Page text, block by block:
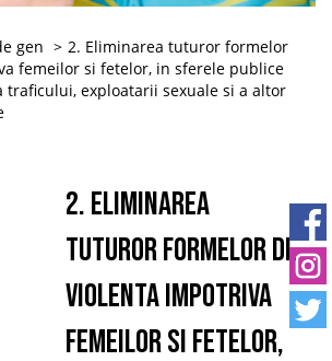
gen
2. Eliminarea tuturor formelor
femeilor si fetelor, in sferele publice
traficului, exploatarii sexuale si a altor
2. Eliminarea
tuturor formelor de
violenta impotriva
femeilor si fetelor,